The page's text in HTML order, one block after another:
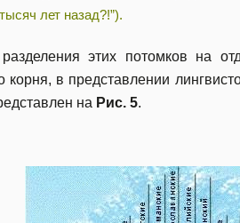
лет назад?!”).
этих потомков на
в представлении
на Рис. 5.